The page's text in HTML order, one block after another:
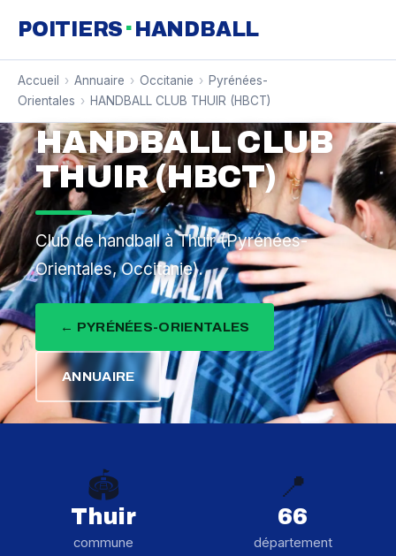
POITIERS · HANDBALL
Accueil › Annuaire › Occitanie › Pyrénées-
Orientales › HANDBALL CLUB THUIR (HBCT)
HANDBALL CLUB
THUIR (HBCT)
Club de handball à Thuir (Pyrénées-
Orientales, Occitanie).
← PYRÉNÉES-ORIENTALES
ANNUAIRE
🏟️
Thuir
commune
📍
66
département